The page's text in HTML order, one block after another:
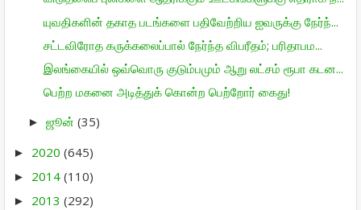
யுவதிகளின் தகாத படங்களை பதிவேற்றிய ஐவருக்கு நேர்ந்...
சட்டவிரோத கருக்கலைப்பால் நேர்ந்த விபரீதம்; பரிதாபம...
இலங்கையில் ஒவ்வொரு குடும்பமும் ஆறு லட்சம் ரூபா கடன...
பெற்ற மகனை அடித்துக் கொன்ற பெற்றோர் கைது!
► ஜூன் (35)
► 2020 (645)
► 2014 (110)
► 2013 (292)